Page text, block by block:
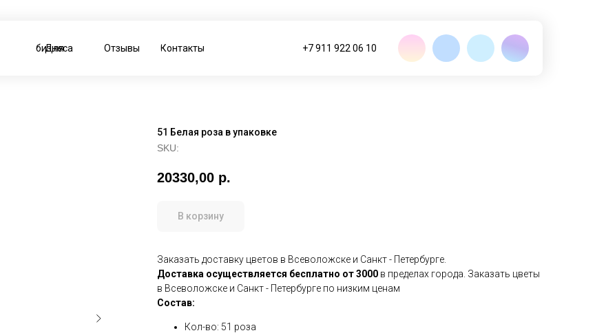
Для бизнеса +7 911 922 06 10
Контакты
Отзывы
51 Белая роза в упаковке
SKU:
20330,00 р.
В корзину
Заказать доставку цветов в Всеволожске и Санкт - Петербурге.
Доставка осуществляется бесплатно от 3000 в пределах города. Заказать цветы
в Всеволожске и Санкт - Петербурге по низким ценам
Состав:
Кол-во: 51 роза